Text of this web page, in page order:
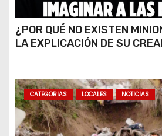
¿POR QUÉ NO EXISTEN
LA EXPLICACIÓN DE SU
CATEGORIAS LOCALES NOTICIAS